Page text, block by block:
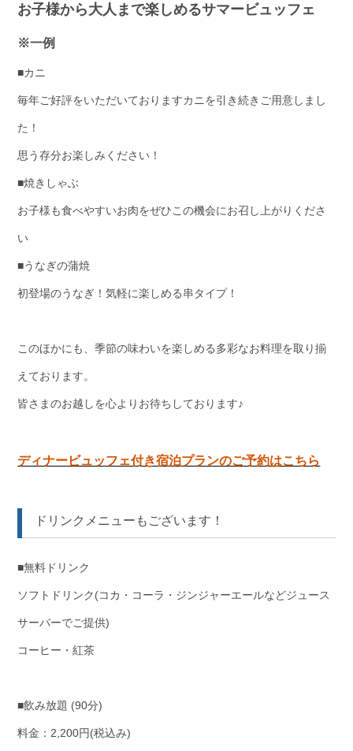
お子様から大人まで楽しめるサマービュッフェ
※一例
■カニ
毎年ご好評をいただいておりますカニを引き続きご用意しまし
た！
思う存分お楽しみください！
■焼きしゃぶ
お子様も食べやすいお肉をぜひこの機会にお召し上がりくださ
い
■うなぎの蒲焼
初登場のうなぎ！気軽に楽しめる串タイプ！
このほかにも、季節の味わいを楽しめる多彩なお料理を取り揃
えております。
皆さまのお越しを心よりお待ちしております♪
ディナービュッフェ付き宿泊プランのご予約はこちら
ドリンクメニューもございます！
■無料ドリンク
ソフトドリンク(コカ・コーラ・ジンジャーエールなどジュース
サーバーでご提供)
コーヒー・紅茶
■飲み放題 (90分)
料金：2,200円(税込み)